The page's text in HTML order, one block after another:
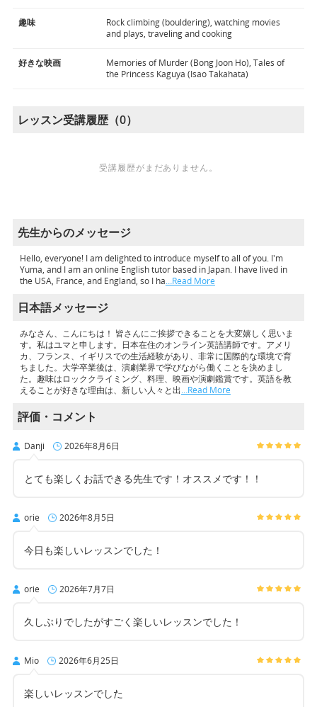
趣味
Rock climbing (bouldering), watching movies
and plays, traveling and cooking
好きな映画
Memories of Murder (Bong Joon Ho), Tales of
the Princess Kaguya (Isao Takahata)
レッスン受講履歴（0）
受講履歴がまだありません。
先生からのメッセージ
Hello, everyone! I am delighted to introduce myself to all of you. I'm
Yuma, and I am an online English tutor based in Japan. I have lived in
the USA, France, and England, so I ha…Read More
日本語メッセージ
みなさん、こんにちは！ 皆さんにご挨拶できることを大変嬉しく思いま
す。私はユマと申します。日本在住のオンライン英語講師です。アメリ
カ、フランス、イギリスでの生活経験があり、非常に国際的な環境で育
ちました。大学卒業後は、演劇業界で学びながら働くことを決めまし
た。趣味はロッククライミング、料理、映画や演劇鑑賞です。英語を教
えることが好きな理由は、新しい人々と出…Read More
評価・コメント
Danji 2026年8月6日
とても楽しくお話できる先生です！オススメです！！
orie 2026年8月5日
今日も楽しいレッスンでした！
orie 2026年7月7日
久しぶりでしたがすごく楽しいレッスンでした！
Mio 2026年6月25日
楽しいレッスンでした